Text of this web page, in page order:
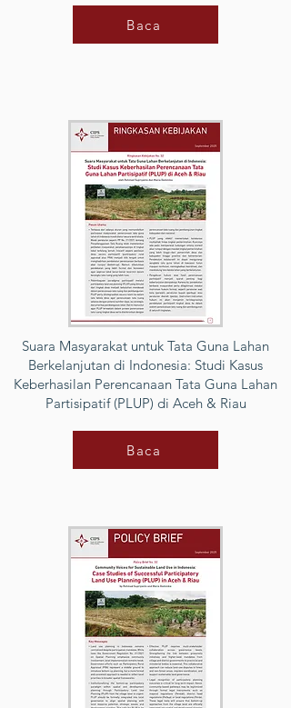
Baca
Suara Masyarakat untuk Tata Guna Lahan
Berkelanjutan di Indonesia: Studi Kasus
Keberhasilan Perencanaan Tata Guna Lahan
Partisipatif (PLUP) di Aceh & Riau
Baca